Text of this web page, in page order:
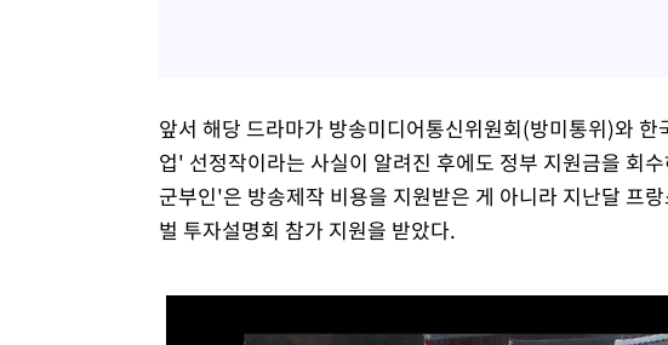
앞서 해당 드라마가 방송미디어통신위원회(방미통위)와
업' 선정작이라는 사실이 알려진 후에도 정부 지원금을 회
군부인'은 방송제작 비용을 지원받은 게 아니라 지난달 프
벌 투자설명회 참가 지원을 받았다.